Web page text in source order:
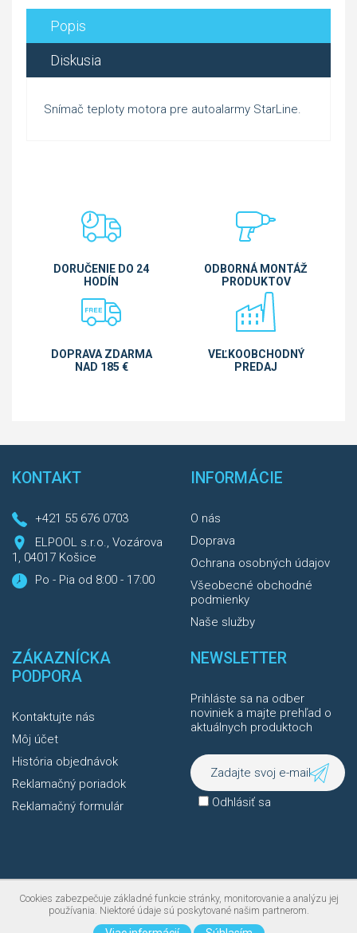
Popis
Diskusia
Snímač teploty motora pre autoalarmy StarLine.
DORUČENIE DO 24
HODÍN
ODBORNÁ MONTÁŽ
PRODUKTOV
DOPRAVA ZDARMA
NAD 185 €
VEĽKOOBCHODNÝ
PREDAJ
KONTAKT
+421 55 676 0703
ELPOOL s.r.o., Vozárova
1, 04017 Košice
Po - Pia od 8:00 - 17:00
INFORMÁCIE
O nás
Doprava
Ochrana osobných údajov
Všeobecné obchodné
podmienky
Naše služby
ZÁKAZNÍCKA
PODPORA
Kontaktujte nás
Môj účet
História objednávok
Reklamačný poriadok
Reklamačný formulár
NEWSLETTER
Prihláste sa na odber
noviniek a majte prehľad o
aktuálnych produktoch
Odhlásiť sa
Všetky práva vyhradené © 2025, Autoprotect
webdesign © bart.sk
Cookies zabezpečuje základné funkcie stránky, monitorovanie a analýzu jej
používania. Niektoré údaje sú poskytované našim partnerom.